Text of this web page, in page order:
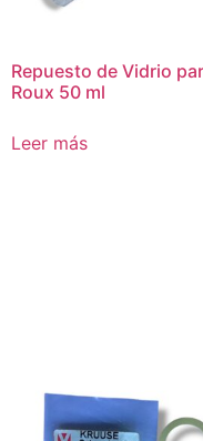
Repuesto de Vidrio
Roux 50 ml
Leer más